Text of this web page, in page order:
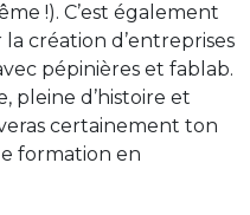
!). C’est également
création d’entreprises
pépinières et fablab.
pleine d’histoire et
certainement ton
formation en